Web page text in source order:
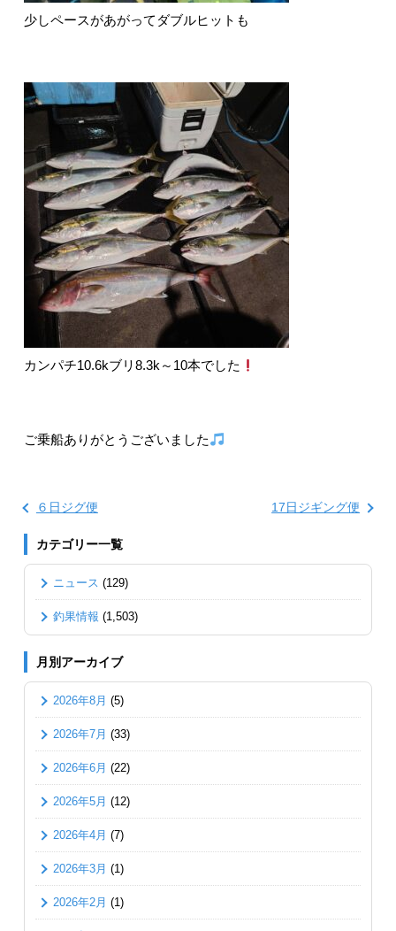
少しペースがあがってダブルヒットも
カンパチ10.6kブリ8.3k～10本でした
ご乗船ありがとうございました
６日ジグ便 17日ジギング便
カテゴリー一覧
ニュース (129)
釣果情報 (1,503)
月別アーカイブ
2026年8月 (5)
2026年7月 (33)
2026年6月 (22)
2026年5月 (12)
2026年4月 (7)
2026年3月 (1)
2026年2月 (1)